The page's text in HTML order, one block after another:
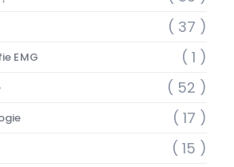
( 37 )
EMG ( 1 )
( 52 )
( 17 )
( 15 )